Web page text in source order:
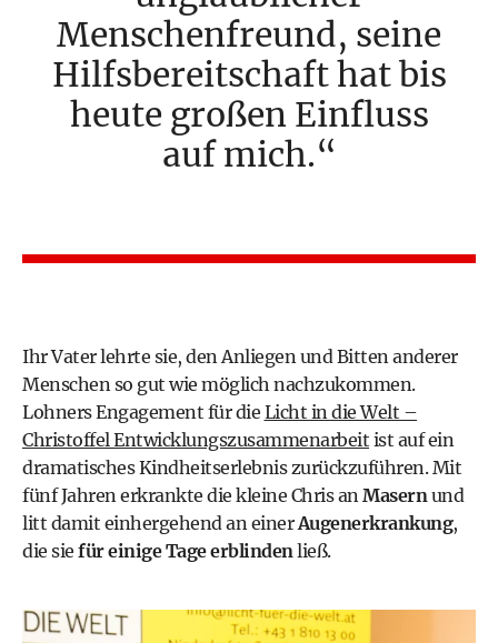
Menschenfreund, seine
Hilfsbereitschaft hat bis
heute großen Einfluss
auf mich.
Ihr Vater lehrte sie, den Anliegen und Bitten anderer
Menschen so gut wie möglich nachzukommen.
Lohners Engagement für die Licht in die Welt –
Christoffel Entwicklungszusammenarbeit ist auf ein
dramatisches Kindheitserlebnis zurückzuführen. Mit
fünf Jahren erkrankte die kleine Chris an Masern und
litt damit einhergehend an einerAugenerkrankung,
die sie für einige Tage erblinden ließ.